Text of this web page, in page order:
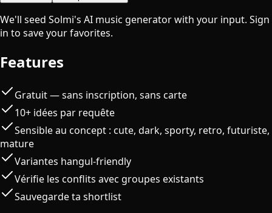
We'll seed Solmi's AI music generator with your input. Sign
in to save your favorites.
Features
Gratuit — sans inscription, sans carte
10+ idées par requête
Sensible au concept : cute, dark, sporty, retro, futuriste,
mature
Variantes hangul-friendly
Vérifie les conflits avec groupes existants
Sauvegarde ta shortlist